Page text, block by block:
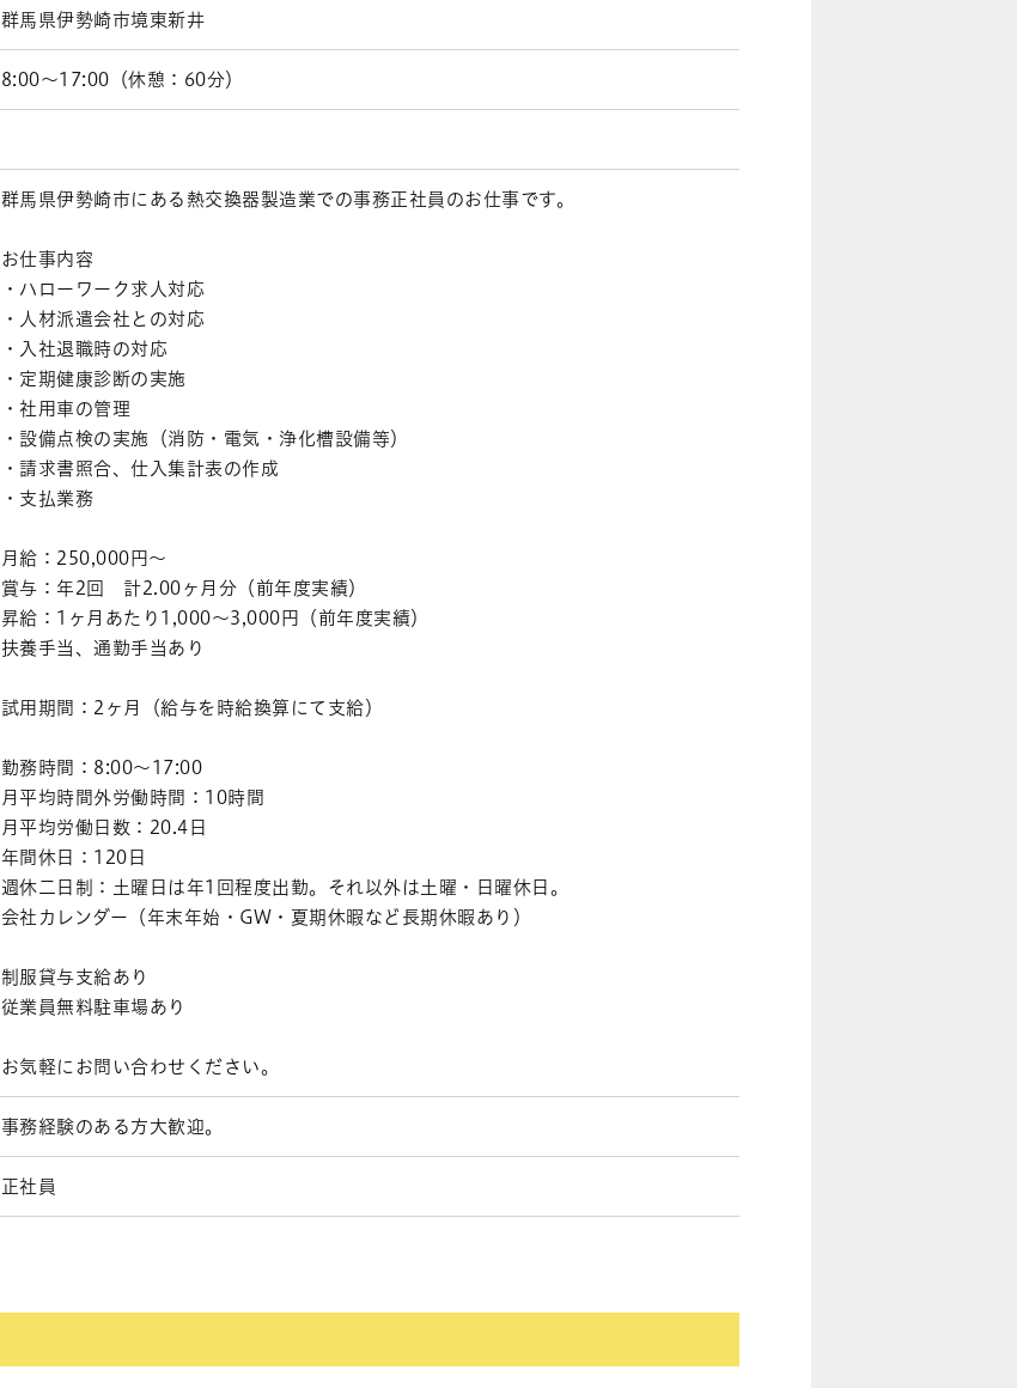
群馬県伊勢崎市境東新井
8:00～17:00（休憩：60分）
群馬県伊勢崎市にある熱交換器製造業での事務正社員のお仕事です。
お仕事内容
・ハローワーク求人対応
・人材派遣会社との対応
・入社退職時の対応
・定期健康診断の実施
・社用車の管理
・設備点検の実施（消防・電気・浄化槽設備等）
・請求書照合、仕入集計表の作成
・支払業務
月給：250,000円～
賞与：年2回 計2.00ヶ月分（前年度実績）
昇給：1ヶ月あたり1,000～3,000円（前年度実績）
扶養手当、通勤手当あり
試用期間：2ヶ月（給与を時給換算にて支給）
勤務時間：8:00～17:00
月平均時間外労働時間：10時間
月平均労働日数：20.4日
年間休日：120日
週休二日制：土曜日は年1回程度出勤。それ以外は土曜・日曜休日。
会社カレンダー（年末年始・GW・夏期休暇など長期休暇あり）
制服貸与支給あり
従業員無料駐車場あり
お気軽にお問い合わせください。
事務経験のある方大歓迎。
正社員